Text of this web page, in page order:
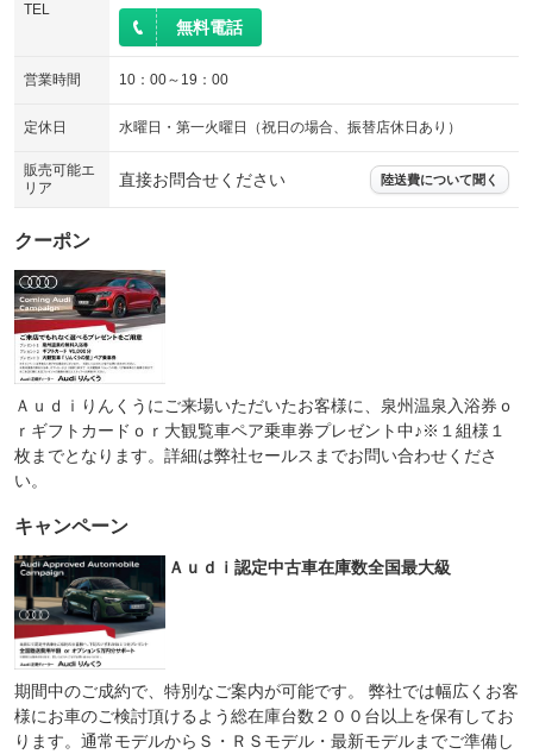
TEL
無料電話
営業時間 10：00～19：00
定休日 水曜日・第一火曜日（祝日の場合、振替店休日あり）
販売可能エ
リア
直接お問合せください 陸送費について聞く
クーポン
Ａｕｄｉりんくうにご来場いただいたお客様に、泉州温泉入浴券ｏ
ｒギフトカードｏｒ大観覧車ペア乗車券プレゼント中♪※１組様１
枚までとなります。詳細は弊社セールスまでお問い合わせくださ
い。
キャンペーン
Ａｕｄｉ認定中古車在庫数全国最大級
期間中のご成約で、特別なご案内が可能です。 弊社では幅広くお客
様にお車のご検討頂けるよう総在庫台数２００台以上を保有してお
ります。通常モデルからＳ・ＲＳモデル・最新モデルまでご準備し